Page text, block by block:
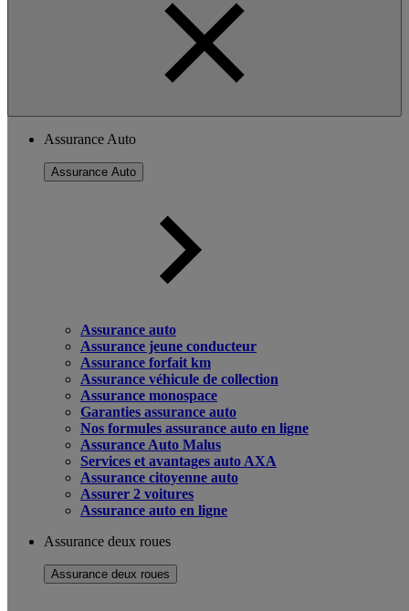
Assurance Auto
Assurance Auto
Assurance auto
Assurance jeune conducteur
Assurance forfait km
Assurance véhicule de collection
Assurance monospace
Garanties assurance auto
Nos formules assurance auto en ligne
Assurance Auto Malus
Services et avantages auto AXA
Assurance citoyenne auto
Assurer 2 voitures
Assurance auto en ligne
Assurance deux roues
Assurance deux roues